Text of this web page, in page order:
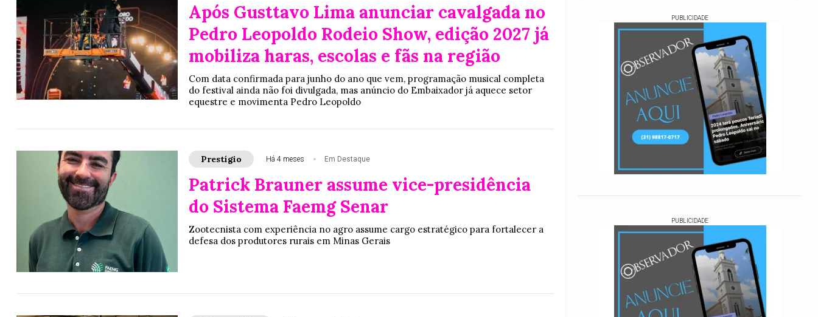
Após Gusttavo Lima anunciar cavalgada no
Pedro Leopoldo Rodeio Show, edição 2027 já
mobiliza haras, escolas e fãs na região
Com data confirmada para junho do ano que vem, programação musical completa
do festival ainda não foi divulgada, mas anúncio do Embaixador já aquece setor
equestre e movimenta Pedro Leopoldo
Prestígio Há 4 meses Em Destaque
Patrick Brauner assume vice-presidência
do Sistema Faemg Senar
Zootecnista com experiência no agro assume cargo estratégico para fortalecer a
defesa dos produtores rurais em Minas Gerais
PUBLICIDADE
PUBLICIDADE